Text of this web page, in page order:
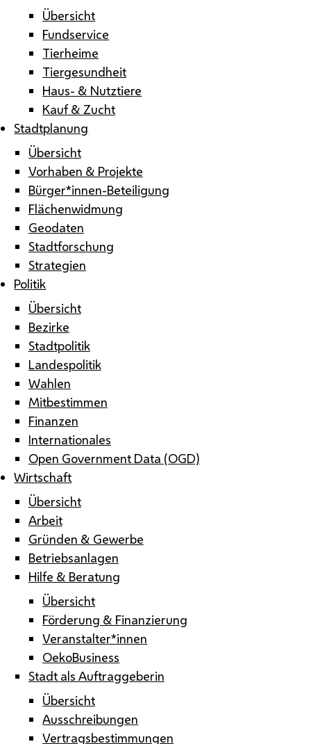
Übersicht
Fundservice
Tierheime
Tiergesundheit
Haus- & Nutztiere
Kauf & Zucht
Stadtplanung
Übersicht
Vorhaben & Projekte
Bürger*innen-Beteiligung
Flächenwidmung
Geodaten
Stadtforschung
Strategien
Politik
Übersicht
Bezirke
Stadtpolitik
Landespolitik
Wahlen
Mitbestimmen
Finanzen
Internationales
Open Government Data (OGD)
Wirtschaft
Übersicht
Arbeit
Gründen & Gewerbe
Betriebsanlagen
Hilfe & Beratung
Übersicht
Förderung & Finanzierung
Veranstalter*innen
OekoBusiness
Stadt als Auftraggeberin
Übersicht
Ausschreibungen
Vertragsbestimmungen